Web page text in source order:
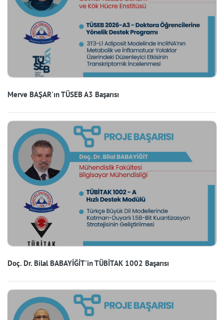
Merve BAŞAR'ın TÜSEB A3 Başarısı
Doç. Dr. Bilal BABAYİĞİT'in TÜBİTAK 1002 Başarısı